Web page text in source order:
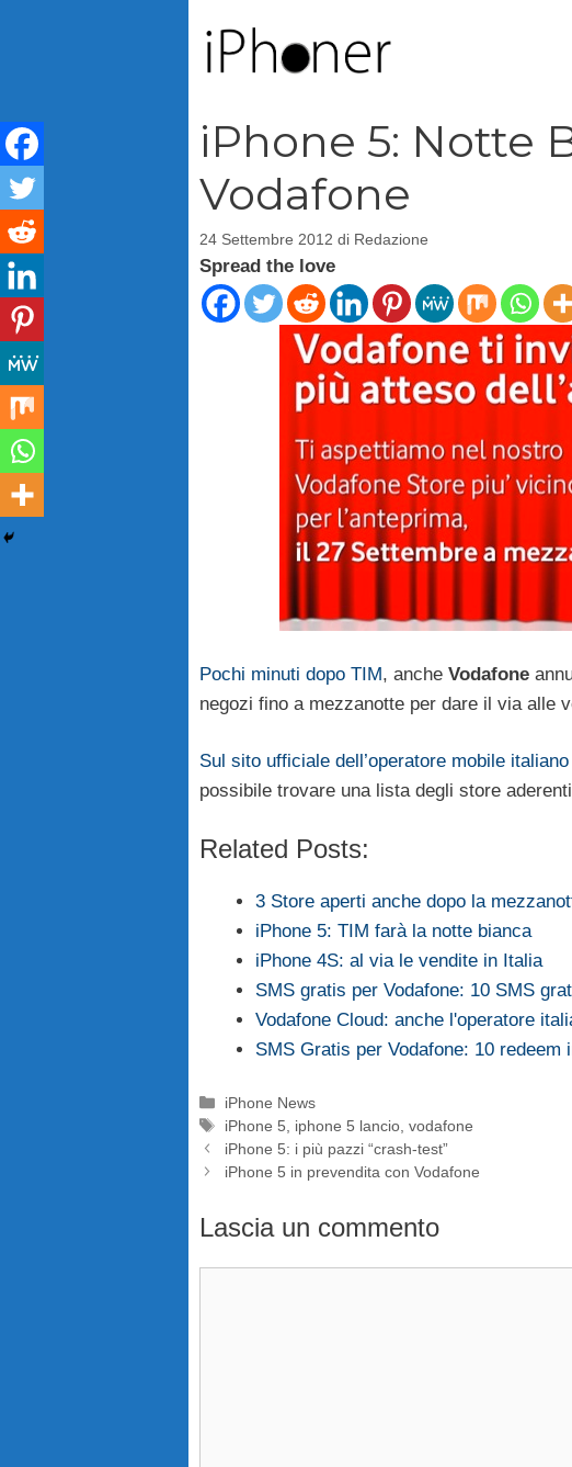
iPhone 5: Notte
Vodafone
24 Settembre 2012 di Redazione
Spread the love
Pochi minuti dopo TIM, anche Vodafone
negozi fino a mezzanotte per dare il via alle
Sul sito ufficiale dell’operatore mobile italiano
possibile trovare una lista degli store
Related Posts:
3 Store aperti anche dopo la
iPhone 5: TIM farà la notte bianca
iPhone 4S: al via le vendite in Italia
SMS gratis per Vodafone: 10 SMS
Vodafone Cloud: anche l'operatore
SMS Gratis per Vodafone: 10 redeem
Categorie
iPhone News
Tag
iPhone 5 iphone 5 lancio ,vodafone
iPhone 5: i più pazzi “crash-test”
iPhone 5 in prevendita con Vodafone
Lascia un commento